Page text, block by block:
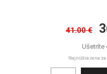
41.00 €
Ušetríte
Najnižšia cena za